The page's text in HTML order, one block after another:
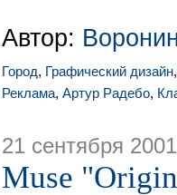
Автор:
Город, Графический дизайн
Реклама, Артур Радебо,
21 сентября 2001
Muse